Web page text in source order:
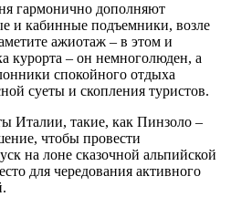
гармонично дополняют
и кабинные подъемники, возле
ажиотаж – в этом и
курорта – он немноголюден, а
спокойного отдыха
суеты и скопления туристов.
Италии, такие, как Пинзоло –
чтобы провести
на лоне сказочной альпийской
для чередования активного